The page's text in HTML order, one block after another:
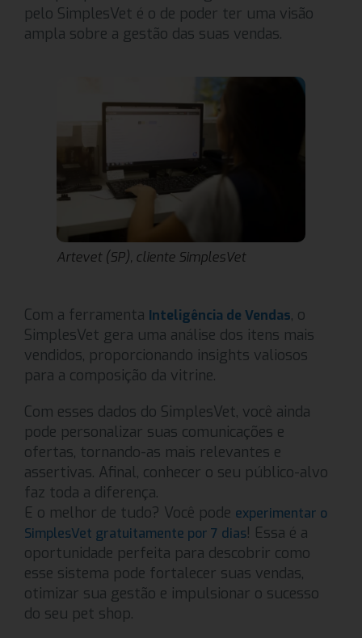
pelo SimplesVet é o de poder ter uma visão
ampla sobre a gestão das suas vendas.
Artevet (SP), cliente SimplesVet
Com a ferramenta Inteligência de Vendas, o
SimplesVet gera uma análise dos itens mais
vendidos, proporcionando insights valiosos
para a composição da vitrine.
Com esses dados do SimplesVet, você ainda
pode personalizar suas comunicações e
ofertas, tornando-as mais relevantes e
assertivas. Afinal, conhecer o seu público-alvo
faz toda a diferença.
E o melhor de tudo? Você pode experimentar o
SimplesVet gratuitamente por 7 dias! Essa é a
oportunidade perfeita para descobrir como
esse sistema pode fortalecer suas vendas,
otimizar sua gestão e impulsionar o sucesso
do seu pet shop.